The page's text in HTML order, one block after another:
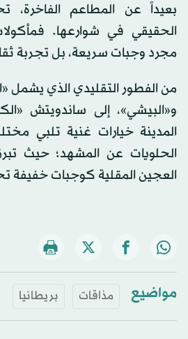
بعيداً عن المطاعم الفاخرة،
الحقيقي في شوارعها.
مجرد وجبات سريعة، بل تجربة
من الفطور التقليدي الذي يشمل
و«البيشي»، إلى ساندويتش
المدينة خيارات غنية تلبي
الحلويات عن المشهد؛ حيث
العجين المقلية كوجبات
مواضيع مذاقات بريطانيا